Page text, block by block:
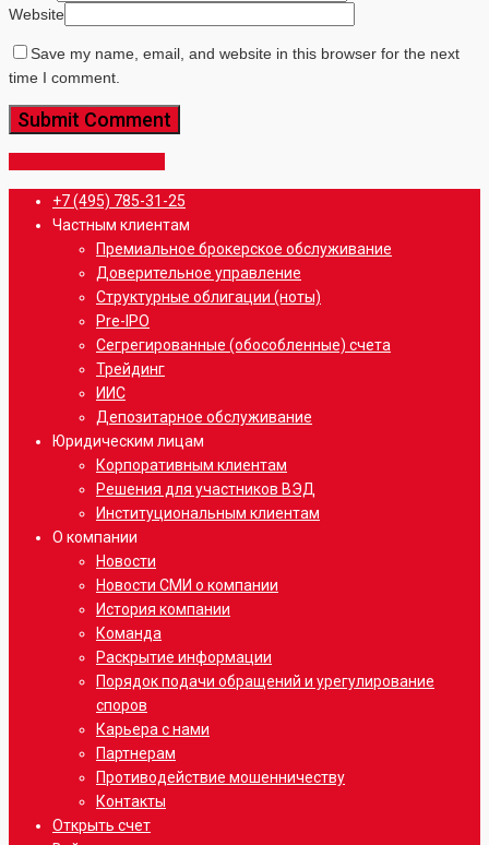
Website
Save my name, email, and website in this browser for the next
time I comment.
Close
Menu
+7 (495) 785-31-25
Частным клиентам
Премиальное брокерское обслуживание
Доверительное управление
Структурные облигации (ноты)
Pre-IPO
Сегрегированные (обособленные) счета
Трейдинг
ИИС
Депозитарное обслуживание
Юридическим лицам
Корпоративным клиентам
Решения для участников ВЭД
Институциональным клиентам
О компании
Новости
Новости СМИ о компании
История компании
Команда
Раскрытие информации
Порядок подачи обращений и урегулирование
споров
Карьера с нами
Партнерам
Противодействие мошенничеству
Контакты
Открыть счет